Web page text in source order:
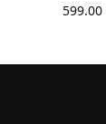
599.00